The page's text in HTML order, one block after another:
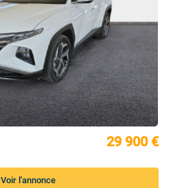
29 900 €
Voir l'annonce